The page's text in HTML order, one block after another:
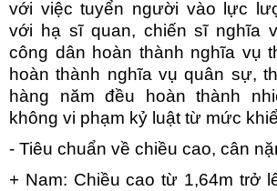
với việc tuyển người vào lực
với hạ sĩ quan, chiến sĩ nghĩa
công dân hoàn thành nghĩa vụ
hoàn thành nghĩa vụ quân sự,
hàng năm đều hoàn thành
không vi phạm kỷ luật từ mức
- Tiêu chuẩn về chiều cao, cân
+ Nam: Chiều cao từ 1,64m trở